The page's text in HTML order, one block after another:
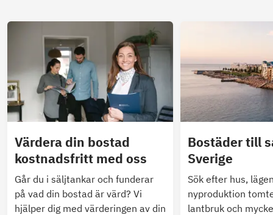
Värdera din bostad
kostnadsfritt med oss
Går du i säljtankar och funderar
på vad din bostad är värd? Vi
hjälper dig med värderingen av din
Bostäder till
Sverige
Sök efter hus,
nyproduktion
lantbruk och